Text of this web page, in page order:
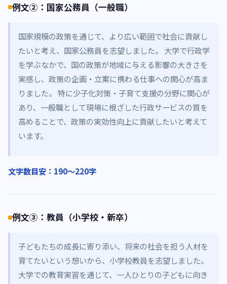
例文②：国家公務員（一般職）
国家規模の政策を通じて、より広い範囲で社会に貢献し
たいと考え、国家公務員を志望しました。 大学で行政学
を学ぶなかで、国の政策が地域に与える影響の大きさを
実感し、政策の企画・立案に携わる仕事への関心が高ま
りました。 特に少子化対策・子育て支援の分野に関心が
あり、一般職として現場に根ざした行政サービスの質を
高めることで、政策の実効性向上に貢献したいと考えて
います。
文字数目安：190〜220字
例文③：教員（小学校・新卒）
子どもたちの成長に寄り添い、将来の社会を担う人材を
育てたいという想いから、小学校教員を志望しました。
大学での教育実習を通じて、一人ひとりの子どもに向き